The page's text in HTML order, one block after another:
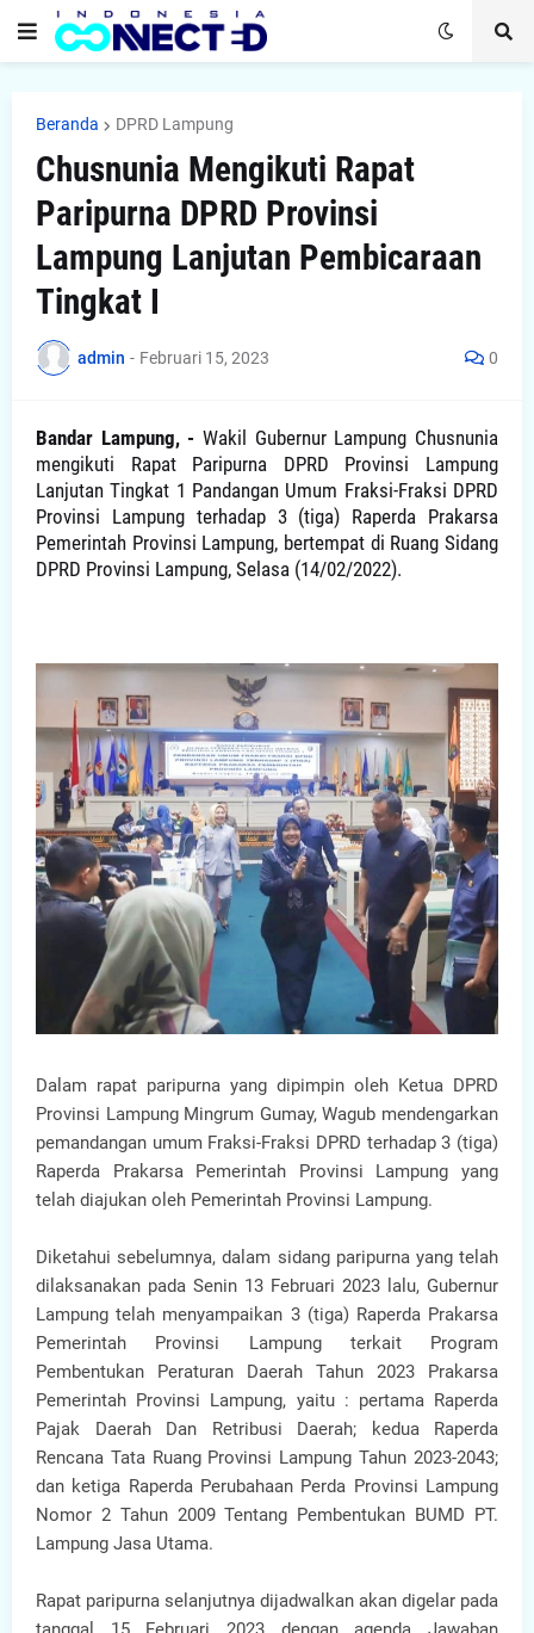
Beranda DPRD Lampung
Chusnunia Mengikuti Rapat
Paripurna DPRD Provinsi
Lampung Lanjutan Pembicaraan
Tingkat I
admin - Februari 15, 2023 0
Bandar Lampung, - Wakil Gubernur Lampung Chusnunia
mengikuti Rapat Paripurna DPRD Provinsi Lampung
Lanjutan Tingkat 1 Pandangan Umum Fraksi-Fraksi DPRD
Provinsi Lampung terhadap 3 (tiga) Raperda Prakarsa
Pemerintah Provinsi Lampung, bertempat di Ruang Sidang
DPRD Provinsi Lampung, Selasa (14/02/2022).
Dalam rapat paripurna yang dipimpin oleh Ketua DPRD
Provinsi Lampung Mingrum Gumay, Wagub mendengarkan
pemandangan umum Fraksi-Fraksi DPRD terhadap 3 (tiga)
Raperda Prakarsa Pemerintah Provinsi Lampung yang
telah diajukan oleh Pemerintah Provinsi Lampung.
Diketahui sebelumnya, dalam sidang paripurna yang telah
dilaksanakan pada Senin 13 Februari 2023 lalu, Gubernur
Lampung telah menyampaikan 3 (tiga) Raperda Prakarsa
Pemerintah Provinsi Lampung terkait Program
Pembentukan Peraturan Daerah Tahun 2023 Prakarsa
Pemerintah Provinsi Lampung, yaitu : pertama Raperda
Pajak Daerah Dan Retribusi Daerah; kedua Raperda
Rencana Tata Ruang Provinsi Lampung Tahun 2023-2043;
dan ketiga Raperda Perubahaan Perda Provinsi Lampung
Nomor 2 Tahun 2009 Tentang Pembentukan BUMD PT.
Lampung Jasa Utama.
Rapat paripurna selanjutnya dijadwalkan akan digelar pada